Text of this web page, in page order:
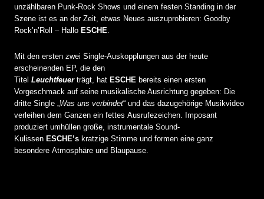
unzählbaren Punk-Rock Shows und einem festen Standing in der
Szene ist es an der Zeit, etwas Neues auszuprobieren: Goodby
Rock’n’Roll – Hallo ESCHE
Mit den ersten zwei Single-Auskopplungen aus der heute
erscheinenden EP, die den
Titel Leuchtfeuerträgt, hat ESCHE bereits einen ersten
Vorgeschmack auf seine musikalische Ausrichtung gegeben: Die
dritte Single „ Was uns verbindet“ und das dazugehörige Musikvideo
verleihen dem Ganzen ein fettes Ausrufezeichen. Imposant
produziert umhüllen große, instrumentale Sound-
Kulissen ESCHE’s kratzige Stimme und formen eine ganz
besondere Atmosphäre und Blaupause.